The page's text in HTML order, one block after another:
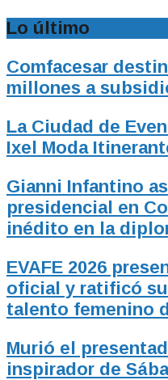
Lo último
Comfacesar
millones a
La Ciudad de
Ixel Moda
Gianni Infantino
presidencial en
inédito en la
EVAFE 2026
oficial y ratificó
talento femenino
Murió el
inspirador de